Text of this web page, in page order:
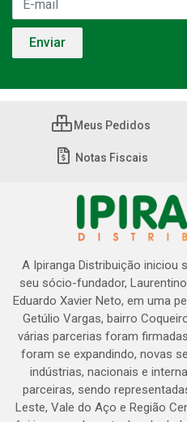
Meus Pedidos
Notas Fiscais
A Ipiranga Distribuição iniciou
seu sócio-fundador,
Eduardo Xavier Neto, em uma
Getúlio Vargas, bairro
várias parcerias foram
foram se expandindo, novas
indústrias, nacionais e
parceiras, sendo
Leste, Vale do Aço e Região